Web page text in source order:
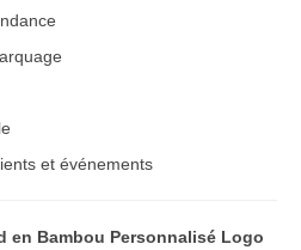
et événements
en Bambou Personnalisé Logo